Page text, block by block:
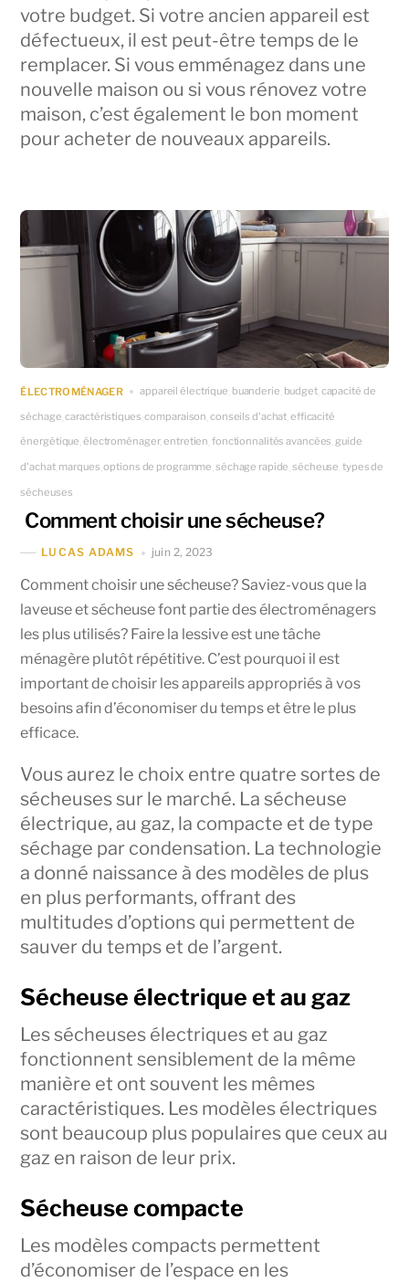
votre budget. Si votre ancien appareil est
défectueux, il est peut-être temps de le
remplacer. Si vous emménagez dans une
nouvelle maison ou si vous rénovez votre
maison, c’est également le bon moment
pour acheter de nouveaux appareils.
ÉLECTROMÉNAGER appareil électrique buanderie budget, capacité de
séchage caractéristiques comparaison conseils d'achat efficacité
énergétique,électroménager,entretien,fonctionnalités avancées, guide
d'achat,marques,options de programme,séchage rapide,sécheuse,types de
sécheuses
Comment choisir une sécheuse?
LUCAS ADAMS juin 2, 2023
Comment choisir une sécheuse? Saviez-vous que la
laveuse et sécheuse font partie des électroménagers
les plus utilisés? Faire la lessive est une tâche
ménagère plutôt répétitive. C’est pourquoi il est
important de choisir les appareils appropriés à vos
besoins afin d’économiser du temps et être le plus
efficace.
Vous aurez le choix entre quatre sortes de
sécheuses sur le marché. La sécheuse
électrique, au gaz, la compacte et de type
séchage par condensation. La technologie
a donné naissance à des modèles de plus
en plus performants, offrant des
multitudes d’options qui permettent de
sauver du temps et de l’argent.
Sécheuse électrique et au gaz
Les sécheuses électriques et au gaz
fonctionnent sensiblement de la même
manière et ont souvent les mêmes
caractéristiques. Les modèles électriques
sont beaucoup plus populaires que ceux au
gaz en raison de leur prix.
Sécheuse compacte
Les modèles compacts permettent
d’économiser de l’espace en les